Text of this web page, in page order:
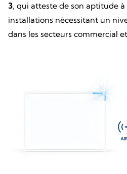
3, qui atteste de son aptitude
installations nécessitant un
dans les secteurs commercial